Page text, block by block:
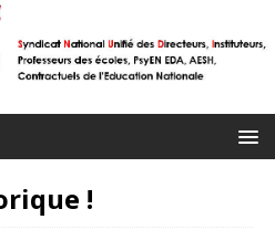
!